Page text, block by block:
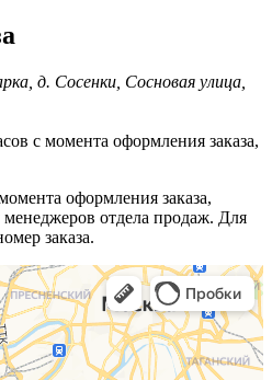
д. Сосенки, Сосновая улица,
с момента оформления заказа,
оформления заказа,
менеджеров отдела продаж. Для
заказа.